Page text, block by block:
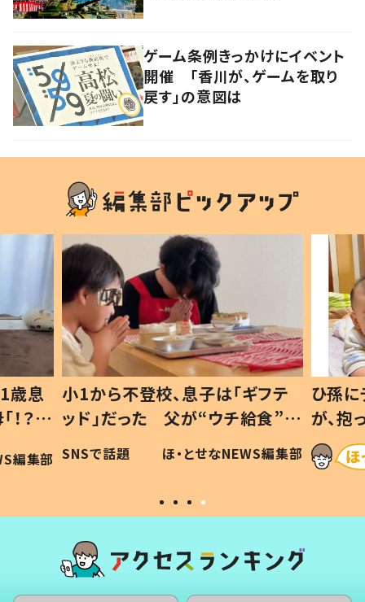
ゲーム条例きっかけにイベント
開催 「香川が、ゲームを取り
戻す」の意図は
歳息
？」
編集部
小1から不登校、息子は「ギフテ
ッド」だった 父が“ウチ給食”を
作り続ける理由とは #令和の親
#令和の子
SNSで話題 ほ・とせなNEWS編集部
ひ孫
が、
「涙が
い」